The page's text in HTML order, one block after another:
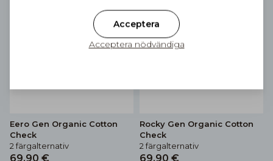
Eero Gen Organic Cotton
Check
2 färgalternativ
69,90 €
Rocky Gen Organic Cotton
Check
2 färgalternativ
69,90 €
Acceptera
Acceptera nödvändiga